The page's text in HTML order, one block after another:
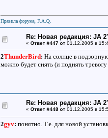
Правила форума, F.A.Q.
Re: Новая редакция: JA
« Ответ #447 от01.12.2005 в
2ThunderBird: На солнце в
можно будет снять (и поднять
Re: Новая редакция: JA
« Ответ #448 от01.12.2005 в
2gyv: понятно. Т.е. для новой